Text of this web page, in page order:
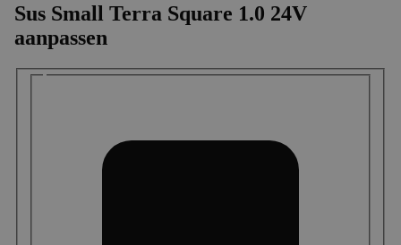
Sus Small Terra Square 1.0 24V
aanpassen